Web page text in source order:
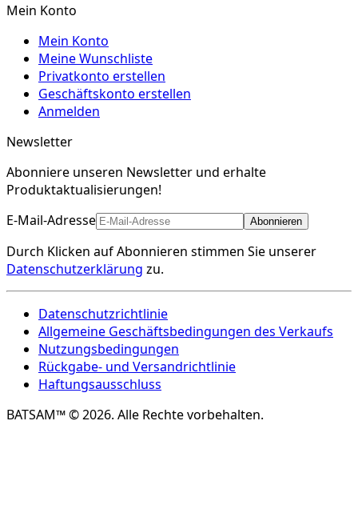
Mein Konto
Mein Konto
Meine Wunschliste
Privatkonto erstellen
Geschäftskonto erstellen
Anmelden
Newsletter
Abonniere unseren Newsletter und erhalte
Produktaktualisierungen!
E-Mail-Adresse
Abonnieren
Durch Klicken auf Abonnieren stimmen Sie unserer
Datenschutzerklärung zu.
Datenschutzrichtlinie
Allgemeine Geschäftsbedingungen des Verkaufs
Nutzungsbedingungen
Rückgabe- und Versandrichtlinie
Haftungsausschluss
BATSAM™ © 2026. Alle Rechte vorbehalten.